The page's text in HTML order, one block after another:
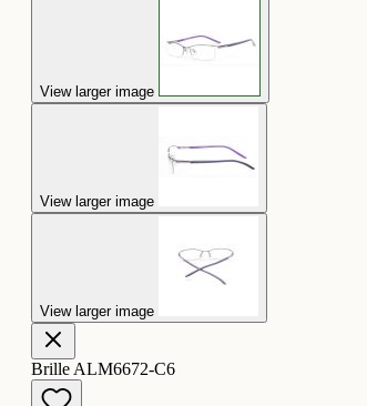
View larger image
View larger image
View larger image
Brille ALM6672-C6